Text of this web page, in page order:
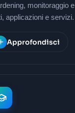
monitoraggio
applicazioni e servizi.
Approfondisci